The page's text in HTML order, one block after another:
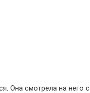
Она смотрела на него с